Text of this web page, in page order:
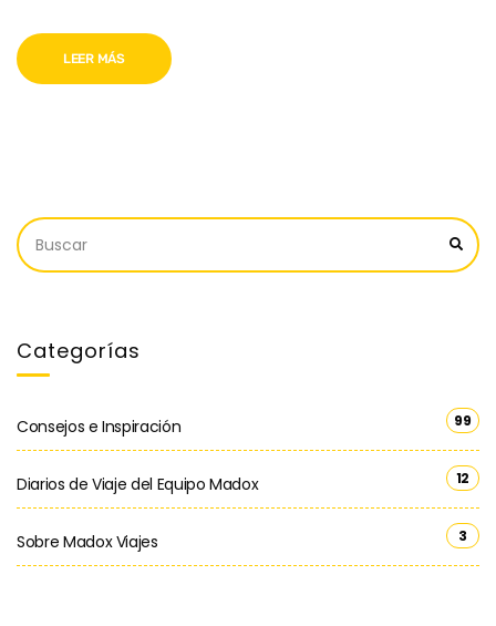
LEER MÁS
Categorías
Consejos e Inspiración 99
Diarios de Viaje del Equipo Madox 12
Sobre Madox Viajes 3